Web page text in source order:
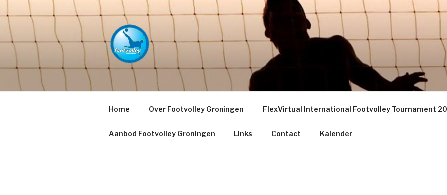
de
inhoud
springen
FOOTVOLLEY GRONINGEN –
PETACCHI'S
Home Over Footvolley Groningen FlexVirtual International Footvolley Tournament
Aanbod Footvolley Groningen Links Contact Kalender